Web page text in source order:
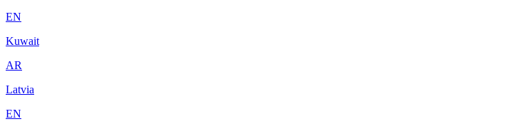
EN
Kuwait
AR
Latvia
EN